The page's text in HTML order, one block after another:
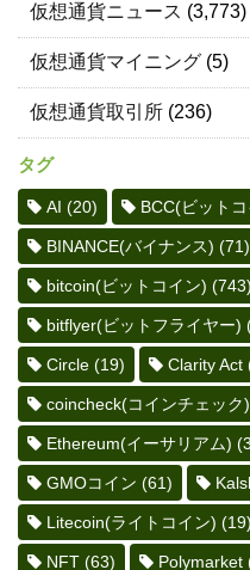
仮想通貨ニュース (3,773)
仮想通貨マイニング (5)
仮想通貨取引所 (236)
タグ
AI (20) BCC(ビット
BINANCE(バイナンス) (71)
bitcoin(ビットコイン) (743)
bitflyer(ビットフライヤー)
Circle (19) Clarity Act
coincheck(コインチェック)
Ethereum(イーサリアム)
GMOコイン (61)
Litecoin(ライトコイン) (19)
NFT (63) Polymarket